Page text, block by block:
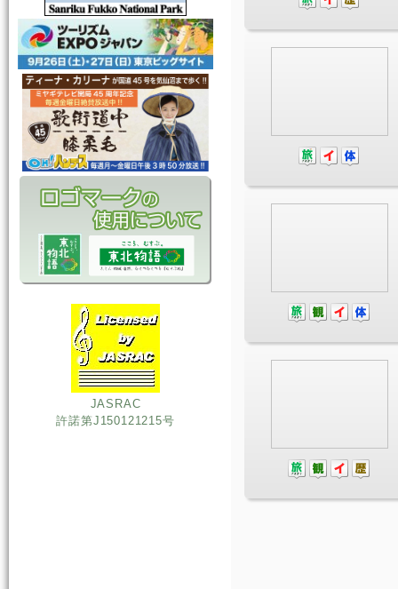
JASRAC
許諾第J150121215号